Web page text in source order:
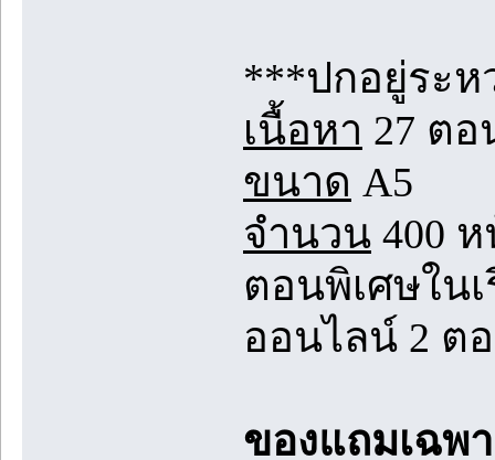
***ปกอยู่ระห
เนื้อหา 27 ต
ขนาด A5
จำนวน 400
ตอนพิเศษใน
ออนไลน์ 2 ต
ของแถมเฉพ